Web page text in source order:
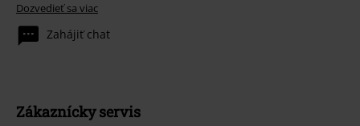
Dozvedieť sa viac
Zahájiť chat
Zákaznícky servis